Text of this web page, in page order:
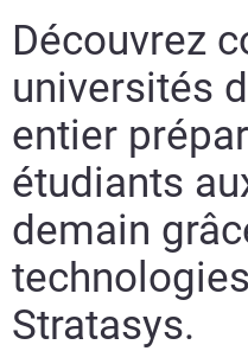
En savoir plus
Découvrez
universités
entier
étudiants
demain
Stratasys.